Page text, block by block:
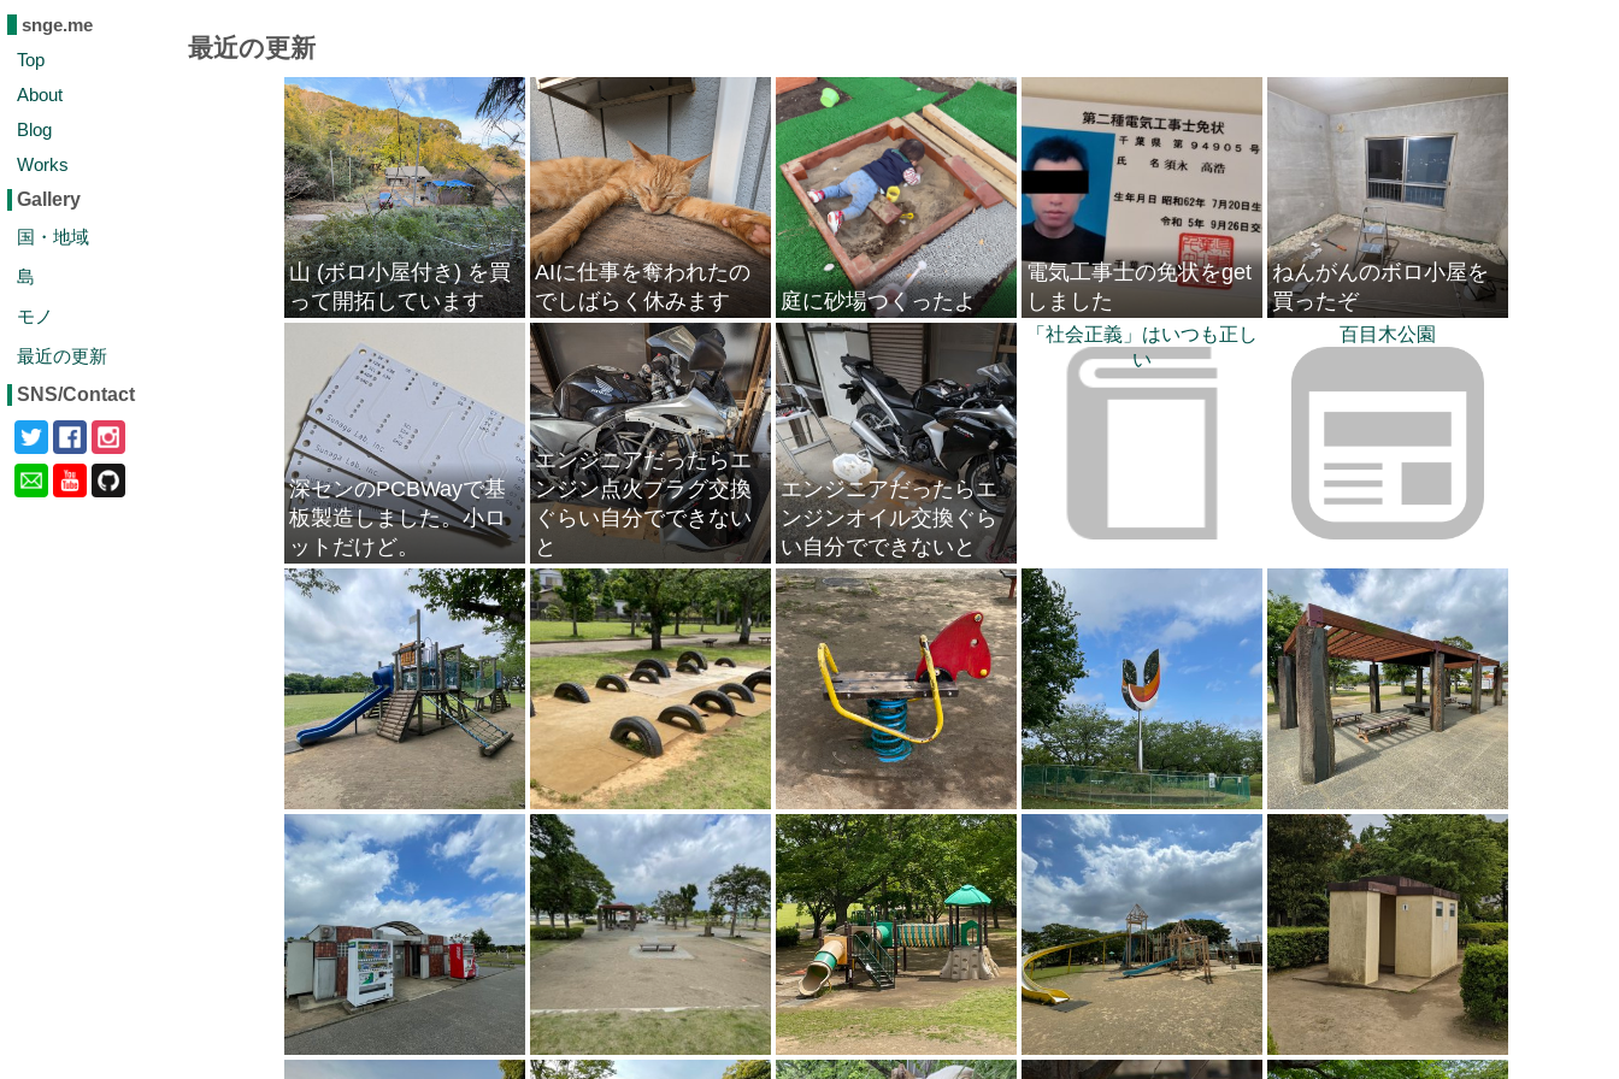
snge.me
Top
About
Blog
Works
Gallery
国・地域
島
モノ
最近の更新
SNS/Contact
最近の更新
山 (ボロ小屋付き) を買
って開拓しています
AIに仕事を奪われたの
でしばらく休みます
庭に砂場つくったよ
電気工事士の免状をget
しました
ねんがんのボロ小屋を
買ったぞ
深センのPCBWayで基
板製造しました。小ロ
ットだけど。
エンジニアだったらエ
ンジン点火プラグ交換
ぐらい自分でできない
と
エンジニアだったらエ
ンジンオイル交換ぐら
い自分でできないと
「社会正義」はいつも正し
い
百目木公園